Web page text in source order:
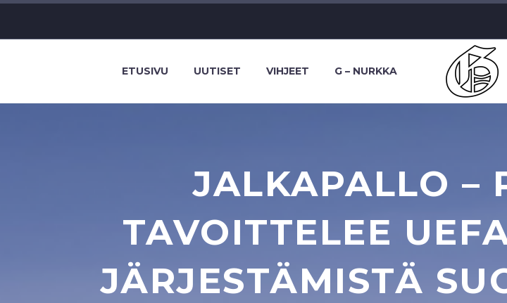
ETUSIVU UUTISET VIHJEET G – NURKKA
JALKAPALLO –
TAVOITTELEE
JÄRJESTÄMISTÄ